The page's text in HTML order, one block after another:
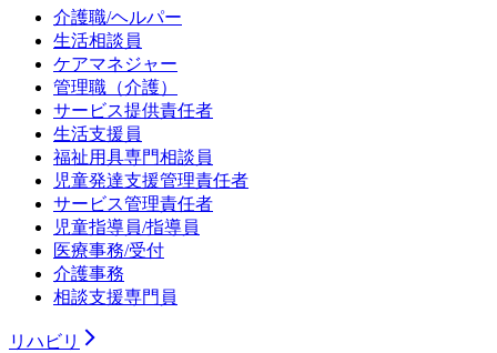
介護職/ヘルパー
生活相談員
ケアマネジャー
管理職（介護）
サービス提供責任者
生活支援員
福祉用具専門相談員
児童発達支援管理責任者
サービス管理責任者
児童指導員/指導員
医療事務/受付
介護事務
相談支援専門員
リハビリ